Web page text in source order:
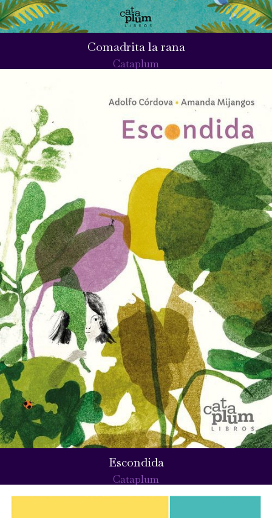
Comadrita la rana
Cataplum
Escondida
Cataplum